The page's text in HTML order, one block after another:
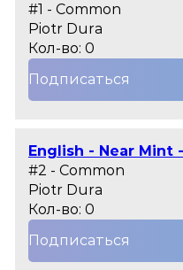
#1 - Common
Piotr Dura
Кол-во: 0
Подписаться
English - Near Mint
#2 - Common
Piotr Dura
Кол-во: 0
Подписаться